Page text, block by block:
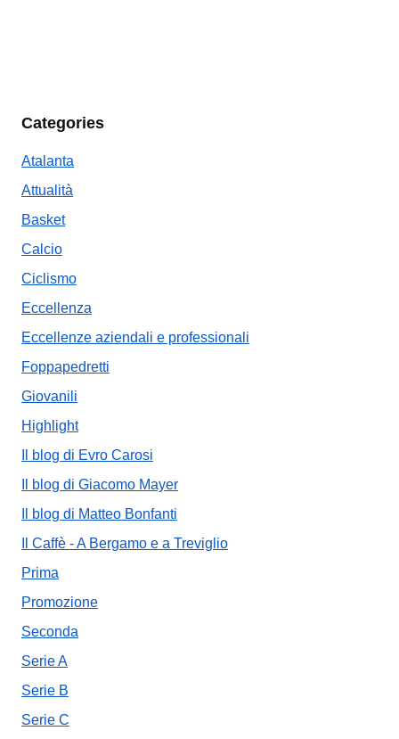
Categories
Atalanta
Attualità
Basket
Calcio
Ciclismo
Eccellenza
Eccellenze aziendali e professionali
Foppapedretti
Giovanili
Highlight
Il blog di Evro Carosi
Il blog di Giacomo Mayer
Il blog di Matteo Bonfanti
Il Caffè - A Bergamo e a Treviglio
Prima
Promozione
Seconda
Serie A
Serie B
Serie C